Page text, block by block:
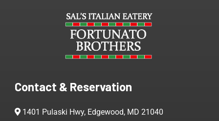
Contact & Reservation
1401 Pulaski Hwy, Edgewood, MD 21040